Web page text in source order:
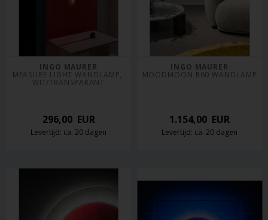
INGO MAURER
MEASURE LIGHT WANDLAMP,
WIT/TRANSPARANT
296,00EUR
Levertijd: ca. 20 dagen
INGO MAURER
MOODMOON R60 WANDLAMP
1.154,00 EUR
Levertijd: ca. 20 dagen